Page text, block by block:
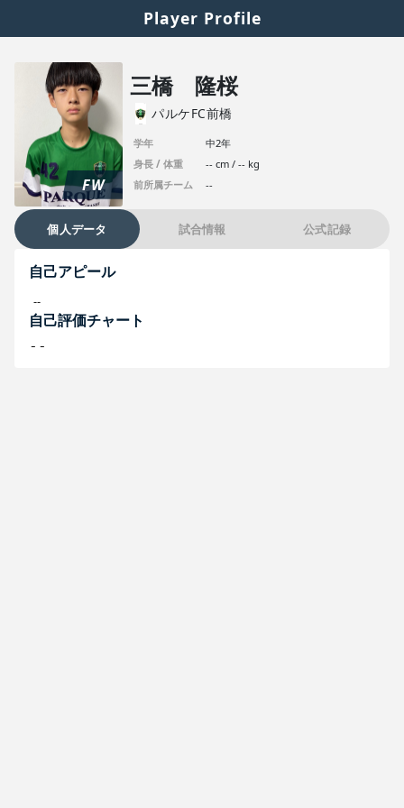
Player Profile
FW
三橋 隆桜
パルケFC前橋
学年
中2年
身長 / 体重
-- cm / -- kg
前所属チーム
--
個人データ 試合情報 公式記録
自己アピール
--
自己評価チャート
--